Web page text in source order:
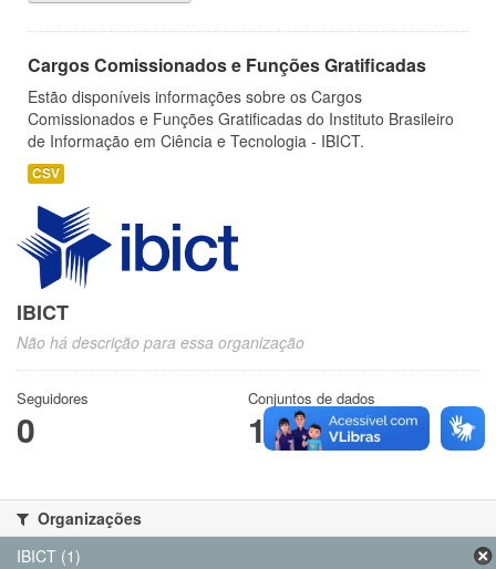
Cargos Comissionados e Funções Gratificadas
Estão disponíveis informações sobre os Cargos
Comissionados e Funções Gratificadas do Instituto Brasileiro
de Informação em Ciência e Tecnologia - IBICT.
CSV
IBICT
Não há descrição para essa organização
Seguidores
0
Conjuntos de dados
1
Organizações
IBICT (1)